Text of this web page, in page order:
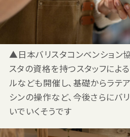
▲日本バリスタコンベンション
スタの資格を持つスタッフによ
ルなども開催し、基礎からラテ
シンの操作など、今後さらにバ
いでいくそうです